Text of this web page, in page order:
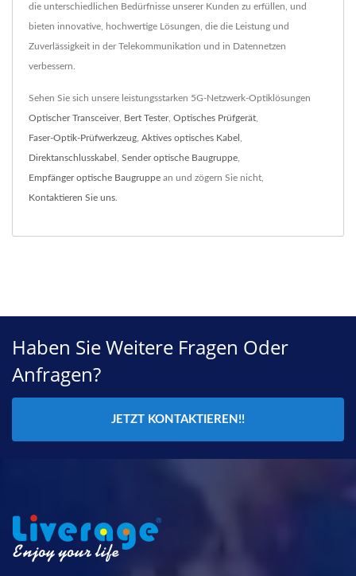
die unterschiedlichen Bedürfnisse unserer Kunden zu erfüllen, und
bieten innovative, hochwertige Lösungen, die die Leistung und
Zuverlässigkeit in der Telekommunikation und in Datennetzen
verbessern.
Sehen Sie sich unsere leistungsstarken 5G-Netzwerk-Optiklösungen
Optischer Transceiver, Bert Tester, Optisches Prüfgerät
Faser-Optik-Prüfwerkzeug Aktives optisches Kabel
Direktanschlusskabel Sender optische Baugruppe
Empfänger optische Baugruppe an und zögern Sie nicht,
Kontaktieren Sie uns
Haben Sie Weitere Fragen Oder
Anfragen?
JETZT KONTAKTIEREN!!